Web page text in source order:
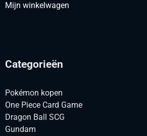
Mijn winkelwagen
Categorieën
Pokémon kopen
One Piece Card Game
Dragon Ball SCG
Gundam